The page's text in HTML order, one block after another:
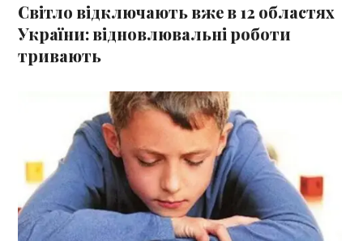
Світло відключають вже в 12 областях
України: відновлювальні роботи
тривають